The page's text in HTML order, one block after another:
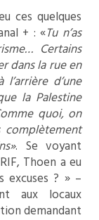
ces quelques
+ : «Tu n’as
Certains
dans la rue en
d’une
la Palestine
quoi, on
. Se voyant
Thoen a eu
excuses ? » –
aux locaux
demandant